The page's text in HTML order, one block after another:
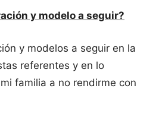
y modelo a seguir?
y modelos a seguir en la
referentes y en lo
familia a no rendirme con